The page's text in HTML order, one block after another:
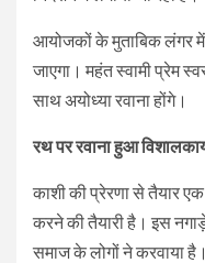
आयोजकों के मुताबिक लंगर में
जाएगा। महंत स्‍वामी प्रेम
साथ अयोध्‍या रवाना होंगे।
रथ पर रवाना हुआ
काशी की प्रेरणा से तैयार
करने की तैयारी है। इस
समाज के लोगों ने करवाया